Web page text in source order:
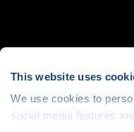
This website uses
We use cookies to
social media features
Cookies| © 1999-